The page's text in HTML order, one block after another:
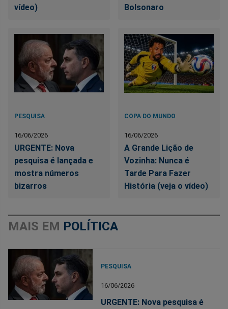
vídeo)
Bolsonaro
PESQUISA
16/06/2026
URGENTE: Nova
pesquisa é lançada e
mostra números
bizarros
COPA DO MUNDO
16/06/2026
A Grande Lição de
Vozinha: Nunca é
Tarde Para Fazer
História (veja o vídeo)
MAIS EM POLÍTICA
PESQUISA
16/06/2026
URGENTE: Nova pesquisa é